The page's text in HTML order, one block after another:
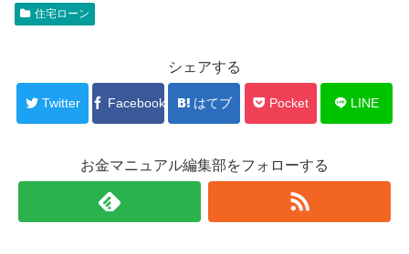
住宅ローン
シェアする
Twitter Facebook はてブ Pocket LINE
お金マニュアル編集部をフォローする